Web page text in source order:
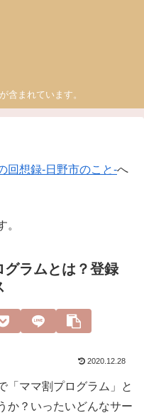
含まれています。
回想録-日野市のこと-へ
。
グラムとは？登録
2020.12.28
「ママ割プログラム」と
か？いったいどんなサー